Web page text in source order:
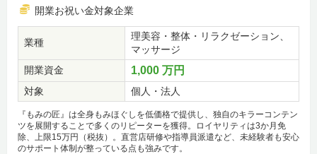
開業お祝い金対象企業
業種
理美容・整体・リラクゼーション、
マッサージ
開業資金
1,000 万円
対象 個人・法人
『もみの匠』は全身もみほぐしを低価格で提供し、独自のキラーコンテン
ツを展開することで多くのリピーターを獲得。ロイヤリティは3か月免
除、上限15万円（税抜）。直営店研修や指導員派遣など、未経験者も安心
のサポート体制が整っている点も強みです。